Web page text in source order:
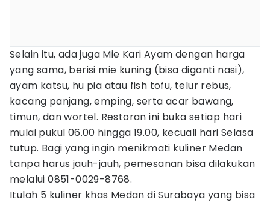
Selain itu, ada juga Mie Kari Ayam dengan harga
yang sama, berisi mie kuning (bisa diganti nasi),
ayam katsu, hu pia atau fish tofu, telur rebus,
kacang panjang, emping, serta acar bawang,
timun, dan wortel. Restoran ini buka setiap hari
mulai pukul 06.00 hingga 19.00, kecuali hari Selasa
tutup. Bagi yang ingin menikmati kuliner Medan
tanpa harus jauh-jauh, pemesanan bisa dilakukan
melalui 0851-0029-8768.
Itulah 5 kuliner khas Medan di Surabaya yang bisa